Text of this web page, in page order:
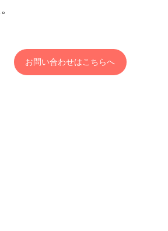
お問い合わせはこちらへ